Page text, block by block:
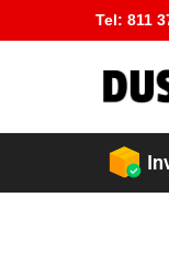
Tel: 811
Buscar